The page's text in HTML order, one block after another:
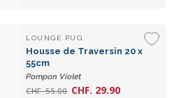
LOUNGE PUG
Housse de Traversin 20 x
55cm
Pompon Violet
CHF. 55.00 CHF. 29.90